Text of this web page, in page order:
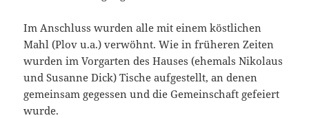
Im Anschluss wurden alle mit einem köstlichen
Mahl (Plov u.a.) verwöhnt. Wie in früheren Zeiten
wurden im Vorgarten des Hauses (ehemals Nikolaus
und Susanne Dick) Tische aufgestellt, an denen
gemeinsam gegessen und die Gemeinschaft gefeiert
wurde.